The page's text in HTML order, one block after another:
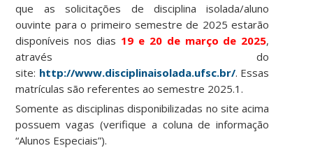
que as solicitações de disciplina isolada/aluno
ouvinte para o primeiro semestre de 2025 estarão
disponíveis nos dias 19 e 20 de março de 2025,
através do
site: http://www.disciplinaisolada.ufsc.br/. Essas
matrículas são referentes ao semestre 2025.1.
Somente as disciplinas disponibilizadas no site acima
possuem vagas (verifique a coluna de informação
“Alunos Especiais”).